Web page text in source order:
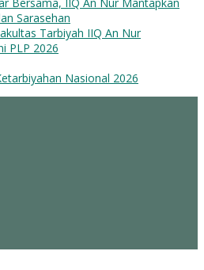
Sarasehan
Tarbiyah IIQ An Nur
PLP 2026
Nasional 2026